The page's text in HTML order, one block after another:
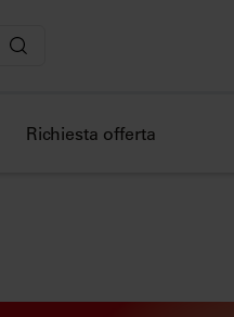
Richiesta offerta